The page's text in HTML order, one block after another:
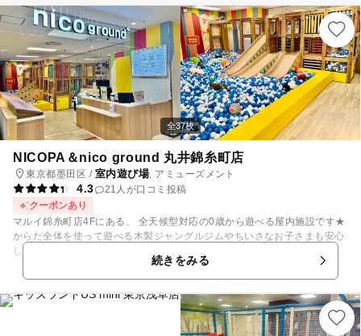
は海に浮かぶ氷みたいにフワフワした飛び心地。いっぱい飛び跳ねてね！
【火山エリア】 火山エリアのネットは、空に飛び出すマグマになったみ
たいな不思議な浮遊感。 いっぱい飛び跳ねて、遊びの大噴火を起こそ
う！ 【氷山エリア】 氷山エリアにあるターザンや滑り台で風を切れ
ば、気分も氷山みたいに涼やかになるかも？！ 【地層エリア】 砂場や
いろんな素材でできた地面があるよ。 踏んだときの感触のちがいも確か
めてみよう！ 【森エリア】 世界中のいろんなおもちゃが集まったエリ
ア。 遊びの森を探検してみよう！ 【都市エリア】 ごっこ遊びを通し
て生活のいろいろな場面を体験しよう！ 自然やSDGｓを学べるワーク
ショップも開催。 ②「ベビーガーデン」：０～２歳対象 小さいお子さま
でも安心してあそべるゾーンです。 【山エリア】 お山に登ったりボール
のプールで泳いだり、木のキッチンで“おままごと”したり、いっぱい遊ぼ
う！ ③「ゲットガーデン」：全年齢対象 どなたでもゆったりとクレーン
ゲームを楽しむことができます。
全37枚
NICOPA＆nico ground 丸井錦糸町店
東京都墨田区 / 室内遊び場, アミューズメント
4.3
21人が口コミ投稿
クーポンあり
マルイ錦糸町店4Fにある、 全天候型対応の0歳から遊べる屋内施設です★
からだ全体を使って遊べる木製ジャングルジムやちいさなお子さまも安心
して遊べるベビーコーナーの内容を充実させリニューアルオープンしまし
が選べる「トリプルスライダー」！ ジャングルジムは『いろいろな身体の
動きを遊びとして経験することができる』ので、お子さまの運動能力向上
に有意であるといわれています！ nico groundのモッキンガムは【高いと
ころにのぼったり】【そこから降りたり】【もぐりこんだり】といった身
続きをみる